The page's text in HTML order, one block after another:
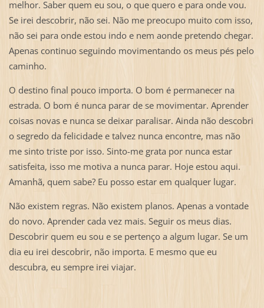
melhor. Saber quem eu sou, o que quero e para onde vou.
Se irei descobrir, não sei. Não me preocupo muito com isso,
não sei para onde estou indo e nem aonde pretendo chegar.
Apenas continuo seguindo movimentando os meus pés pelo
caminho.
O destino final pouco importa. O bom é permanecer na
estrada. O bom é nunca parar de se movimentar. Aprender
coisas novas e nunca se deixar paralisar. Ainda não descobri
o segredo da felicidade e talvez nunca encontre, mas não
me sinto triste por isso. Sinto-me grata por nunca estar
satisfeita, isso me motiva a nunca parar. Hoje estou aqui.
Amanhã, quem sabe? Eu posso estar em qualquer lugar.
Não existem regras. Não existem planos. Apenas a vontade
do novo. Aprender cada vez mais. Seguir os meus dias.
Descobrir quem eu sou e se pertenço a algum lugar. Se um
dia eu irei descobrir, não importa. E mesmo que eu
descubra, eu sempre irei viajar.